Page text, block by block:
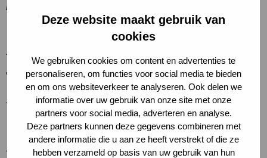
Deze website maakt gebruik van
cookies
We gebruiken cookies om content en advertenties te
personaliseren, om functies voor social media te bieden
en om ons websiteverkeer te analyseren. Ook delen we
informatie over uw gebruik van onze site met onze
partners voor social media, adverteren en analyse.
Deze partners kunnen deze gegevens combineren met
andere informatie die u aan ze heeft verstrekt of die ze
hebben verzameld op basis van uw gebruik van hun
Ruimtelijke en functionele diversiteit
Beschrijving criteria
–
Toelichting op criteria
–
Definities
–